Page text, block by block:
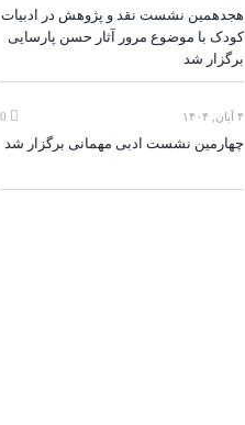
هجدهمین نشست نقد و پژوهش در ادبیات
کودک با موضوع مرور آثار حسن پارسایی
برگزار شد
۴ آبان, ۱۴۰۴
چهارمین نشست ادبی مهمانی برگزار شد